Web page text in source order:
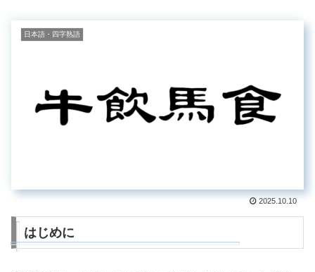
日本語・四字熟語
2025.10.10
はじめに